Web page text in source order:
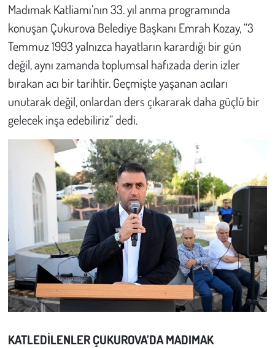
Madımak Katliamı’nın 33. yıl anma programında
konuşan Çukurova Belediye Başkanı Emrah Kozay, “3
Temmuz 1993 yalnızca hayatların karardığı bir gün
değil, aynı zamanda toplumsal hafızada derin izler
bırakan acı bir tarihtir. Geçmişte yaşanan acıları
unutarak değil, onlardan ders çıkararak daha güçlü bir
gelecek inşa edebiliriz” dedi.
KATLEDİLENLER ÇUKUROVA’DA MADIMAK
Tarım
Son Dakika
Kent
Eğlence